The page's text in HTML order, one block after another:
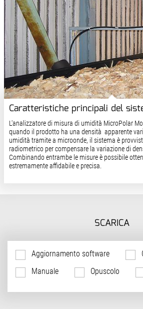
Caratteristiche principali del
L'analizzatore di misura di umidità MicroPolar
quando il prodotto ha una densità apparente
umidità tramite a microonde, il sistema è
radiometrico per compensare la variazione di
Combinando entrambe le misure è possibile
estremamente affidabile e precisa.
SCARICA
Aggiornamento software
Manuale
Opuscolo